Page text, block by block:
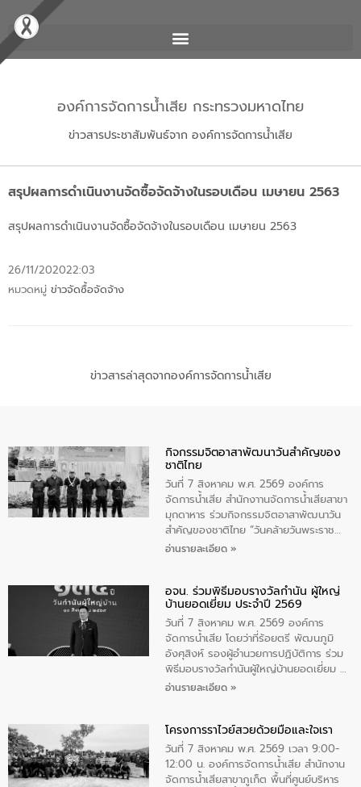
องค์การจัดการน้ำเสีย กระทรวงมหาดไทย
ข่าวสารประชาสัมพันธ์จาก องค์การจัดการน้ำเสีย
สรุปผลการดำเนินงานจัดซื้อจัดจ้างในรอบเดือน เมษายน 2563
สรุปผลการดำเนินงานจัดซื้อจัดจ้างในรอบเดือน เมษายน 2563
26/11/202022:03
หมวดหมู่ ข่าวจัดซื้อจัดจ้าง
ข่าวสารล่าสุดจากองค์การจัดการน้ำเสีย
กิจกรรมจิตอาสาพัฒนาวันสําคัญของ
ชาติไทย
วันที่ 7 สิงหาคม พ.ศ. 2569 องค์การ
จัดการน้ำเสีย สำนักงาานจัดการน้ำเสียสาขา
มุกดาหาร ร่วมกิจกรรมจิตอาสาพัฒนาวัน
สําคัญของชาติไทย “วันคล้ายวันพระราช
สมภพ สมเด็จพระนางเจ้าสิริกิติ์พระบรม
ทิพย์คำ รองผู้ว่าราชการจังหวัดมุกดาหาร
เป็นประธานในพิธี ณ เรือนจําชั่วคราวนาโสก
ตําบลนาโสก อําเภอเมืองมุกดาหาร จังหวัด
มุกดาหาร โดยในกิจกรรมได้ร่วมปลูกป่า และ
ทําความสะอาดภายในบริเวณ จัดกิจกรรม
เพื่อถวายเป็นพระราชกุศล สมเด็จพระนาง
เจ้าสิริกิติ์พระบรมราชินีนาถ พระบรมราช
อ่านรายละเอียด »
อจน. ร่วมพิธีมอบรางวัลกำนัน ผู้ใหญ่
บ้านยอดเยี่ยม ประจำปี 2569
วันที่ 7 สิงหาคม พ.ศ. 2569 องค์การ
จัดการน้ำเสีย โดยว่าที่ร้อยตรี พัฒนภูมิ
อังศุสิงห์ รองผู้อำนวยการปฏิบัติการ ร่วม
พิธีมอบรางวัลกำนันผู้ใหญ่บ้านยอดเยี่ยม ณ
ทำเนียบรัฐบาล โดยมีนายอนุทิน ชาญวีรกูล
ทองคำและประกาศเกียรติคุณให้แก่ กำนัน
ผู้ใหญ่บ้านยอดเยี่ยม พร้อมกล่าวชื่นชม ให้
โอวาท และมอบนโยบาย
อ่านรายละเอียด »
โครงการราไวย์สวยด้วยมือและใจเรา
วันที่ 7 สิงหาคม พ.ศ. 2569 เวลา 9:00-
12:00 น. องค์การจัดการน้ำเสีย สำนักงาน
จัดการน้ำเสียสาขาภูเก็ต พื้นที่ศูนย์บริหาร